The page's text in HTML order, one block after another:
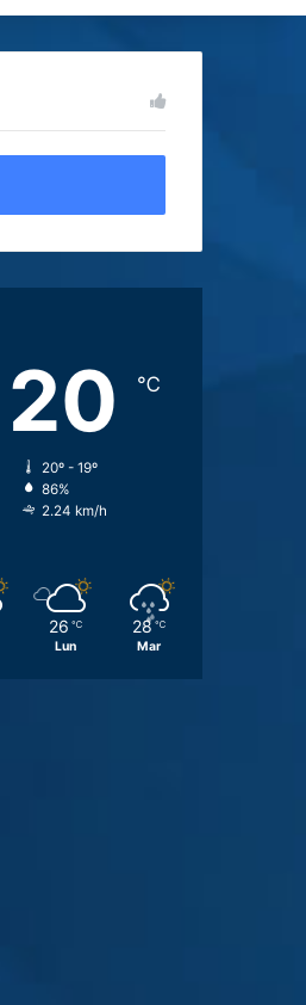
20 ℃
20º - 19º
86%
2.24 km/h
26 ℃
Lun
28 ℃
Mar